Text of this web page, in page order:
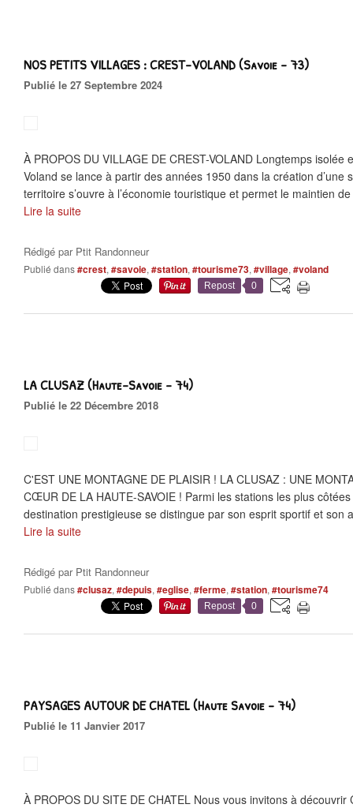
NOS PETITS VILLAGES : CREST-VOLAND (Savoie - 73)
Publié le 27 Septembre 2024
À PROPOS DU VILLAGE DE CREST-VOLAND Longtemps
Voland se lance à partir des années 1950 dans la création d’une
territoire s’ouvre à l’économie touristique et permet le maintien
Lire la suite
Rédigé par Ptit Randonneur
Publié dans#crest, #savoie, #station, #tourisme73, #village, #voland
Repost 0
LA CLUSAZ (Haute-Savoie - 74)
Publié le 22 Décembre 2018
C'EST UNE MONTAGNE DE PLAISIR ! LA CLUSAZ : UNE
CŒUR DE LA HAUTE-SAVOIE ! Parmi les stations les plus
destination prestigieuse se distingue par son esprit sportif et son
Lire la suite
Rédigé par Ptit Randonneur
Publié dans#clusaz, #depuis, #eglise, #ferme, #station, #tourisme74
Repost 0
PAYSAGES AUTOUR DE CHATEL (Haute Savoie - 74)
Publié le 11 Janvier 2017
À PROPOS DU SITE DE CHATEL Nous vous invitons à